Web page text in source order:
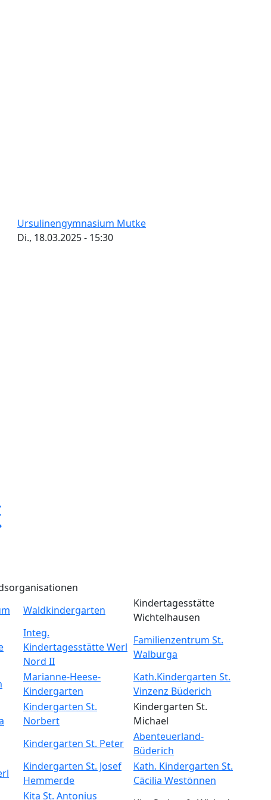
Ursulinengymnasium Mutke
Di., 18.03.2025 - 15:30
Waldkindergarten
Kindertagesstätte
Wichtelhausen
Integ.
Kindertagesstätte Werl
Nord II
Familienzentrum St.
Walburga
Marianne-Heese-
Kindergarten
Kath.Kindergarten St.
Vinzenz Büderich
Kindergarten St.
Norbert
Kindergarten St.
Michael
Kindergarten St. Peter
Abenteuerland-
Büderich
Kindergarten St. Josef
Hemmerde
Kath. Kindergarten St.
Cäcilia Westönnen
Kita St. Antonius